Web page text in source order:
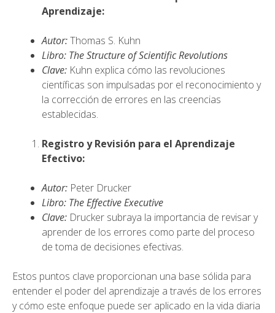
Aprendizaje:
Autor:Thomas S. Kuhn
Libro: The Structure of Scientific Revolutions
Clave: Kuhn explica cómo las revoluciones
científicas son impulsadas por el reconocimiento y
la corrección de errores en las creencias
establecidas.
Registro y Revisión para el Aprendizaje
Efectivo:
Autor: Peter Drucker
Libro: The Effective Executive
Clave: Drucker subraya la importancia de revisar y
aprender de los errores como parte del proceso
de toma de decisiones efectivas.
Estos puntos clave proporcionan una base sólida para
entender el poder del aprendizaje a través de los errores
y cómo este enfoque puede ser aplicado en la vida diaria